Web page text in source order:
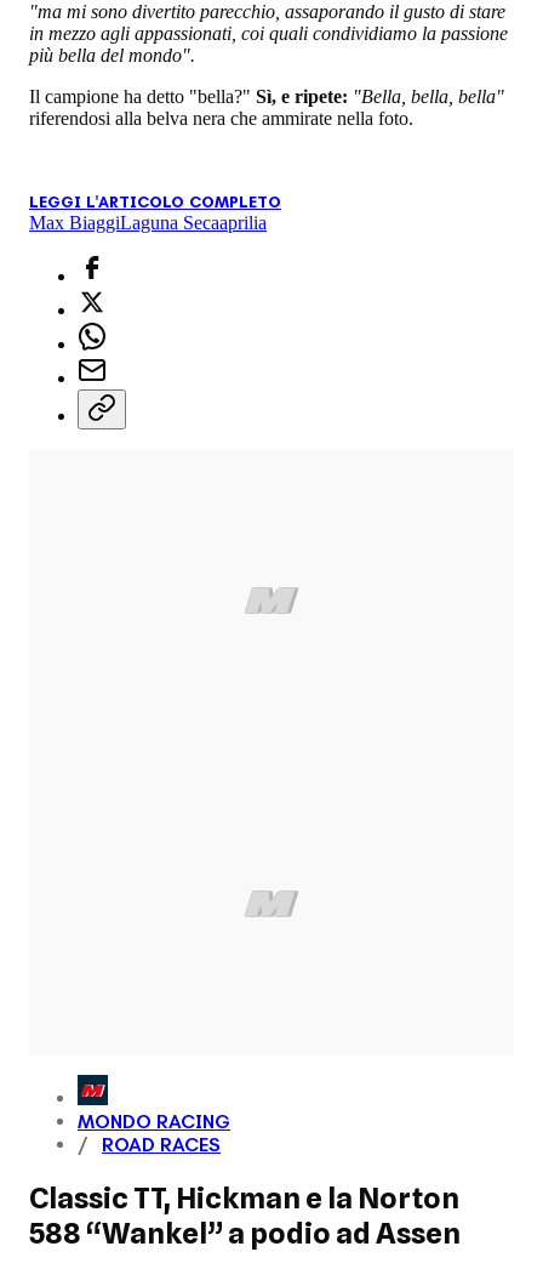
"ma mi sono divertito parecchio, assaporando il gusto di stare
in mezzo agli appassionati, coi quali condividiamo la passione
più bella del mondo".
Il campione ha detto "bella?" Sì, e ripete: "Bella, bella, bella"
riferendosi alla belva nera che ammirate nella foto.
LEGGI L'ARTICOLO COMPLETO
Max BiaggiLaguna Secaaprilia
MONDO RACING
ROAD RACES
Classic TT, Hickman e la Norton
588 “Wankel” a podio ad Assen